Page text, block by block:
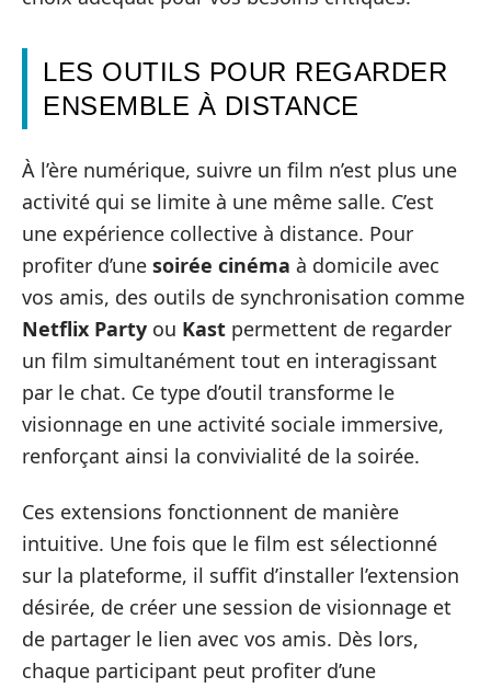
LES OUTILS POUR REGARDER
ENSEMBLE À DISTANCE
À l’ère numérique, suivre un film n’est plus une
activité qui se limite à une même salle. C’est
une expérience collective à distance. Pour
profiter d’une soirée cinéma à domicile avec
vos amis, des outils de synchronisation comme
Netflix Party ou Kast permettent de regarder
un film simultanément tout en interagissant
par le chat. Ce type d’outil transforme le
visionnage en une activité sociale immersive,
renforçant ainsi la convivialité de la soirée.
Ces extensions fonctionnent de manière
intuitive. Une fois que le film est sélectionné
sur la plateforme, il suffit d’installer l’extension
désirée, de créer une session de visionnage et
de partager le lien avec vos amis. Dès lors,
chaque participant peut profiter d’une